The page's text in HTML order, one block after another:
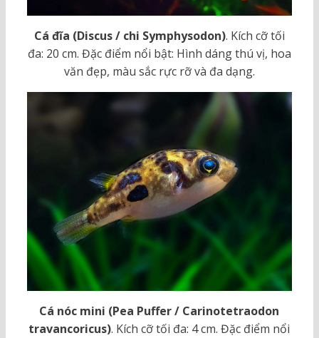
Cá đĩa (Discus / chi Symphysodon). Kích cỡ tối
đa: 20 cm. Đặc điểm nổi bật: Hình dáng thú vị, hoa
văn đẹp, màu sắc rực rỡ và đa dạng.
Cá nóc mini (Pea Puffer / Carinotetraodon
travancoricus). Kích cỡ tối đa: 4 cm. Đặc điểm nổi